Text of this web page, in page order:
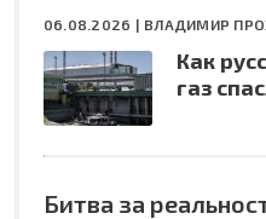
06.08.2026 | ВЛАДИМИР
Как
газ
Битва за